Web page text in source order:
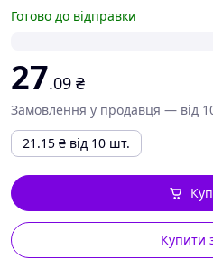
Готово до відправки
27.09 ₴
Замовлення у продавця — від
21.15 ₴ від 10 шт.
Купити